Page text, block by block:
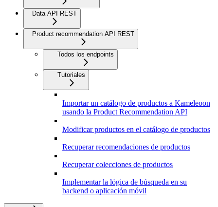
Data API REST
Product recommendation API REST
Todos los endpoints
Tutoriales
Importar un catálogo de productos a Kameleoon
usando la Product Recommendation API
Modificar productos en el catálogo de productos
Recuperar recomendaciones de productos
Recuperar colecciones de productos
Implementar la lógica de búsqueda en su
backend o aplicación móvil